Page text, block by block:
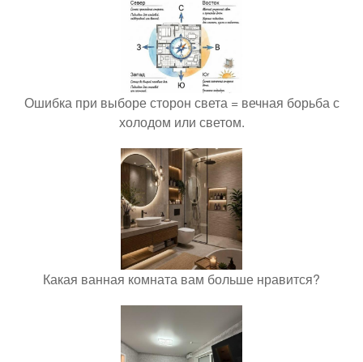
Ошибка при выборе сторон света = вечная борьба с
холодом или светом.
Какая ванная комната вам больше нравится?